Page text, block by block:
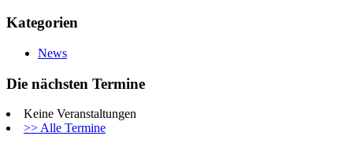
Kategorien
News
Die nächsten Termine
Keine Veranstaltungen
>> Alle Termine